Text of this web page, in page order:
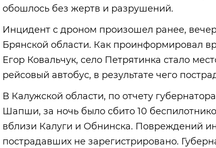
обошлось без жертв и разрушений.
Инцидент с дроном произошел ранее,
Брянской области. Как проинформировал
Егор Ковальчук, село Петрятинка стало
рейсовый автобус, в результате чего
В Калужской области, по отчету
Шапши, за ночь было сбито 10
вблизи Калуги и Обнинска. Повреждений
пострадавших не зарегистрировано.